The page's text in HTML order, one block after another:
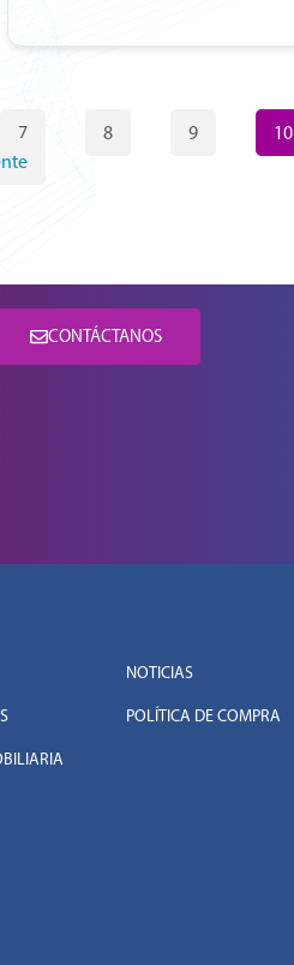
7 8 9 10
CONTÁCTANOS
NOTICIAS
POLÍTICA DE COMPRA